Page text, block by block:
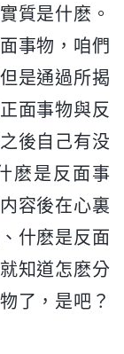
質是什麽。
事物，咱們
是通過所揭
面事物與反
後自己有没
麽是反面事
容後在心裏
什麽是反面
知道怎麽分
了，是吧？